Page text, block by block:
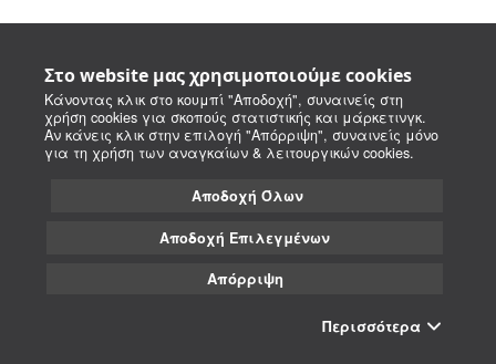
Στο website μας χρησιμοποιούμε cookies
Κάνοντας κλικ στο κουμπί "Αποδοχή", συναινείς στη
χρήση cookies για σκοπούς στατιστικής και μάρκετινγκ.
Αν κάνεις κλικ στην επιλογή "Απόρριψη", συναινείς μόνο
για τη χρήση των αναγκαίων & λειτουργικών cookies.
Αποδοχή Όλων
Αποδοχή Επιλεγμένων
Απόρριψη
Περισσότερα